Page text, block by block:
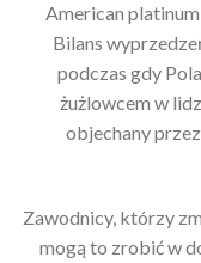
American
Bilans
podczas gdy
żużlowcem w
objechany
Zawodnicy, którzy
mogą to zrobić w